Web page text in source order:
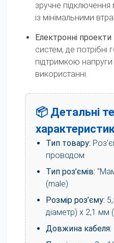
зручне
із мінімальними
Електронні проекти
систем, де потрібні
підтримкою напруги
використанні.
📦 Детальні
Тип товару:
проводом
Тип роз’ємів:
(male)
Розмір роз’єму:
діаметр) x 2,1 мм
Довжина кабеля: